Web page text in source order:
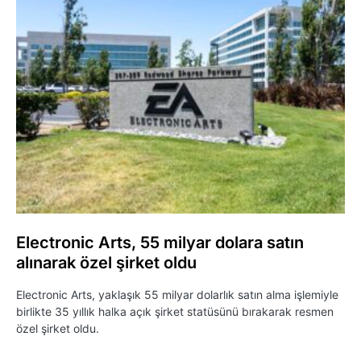
Electronic Arts, 55 milyar dolara satın
alınarak özel şirket oldu
Electronic Arts, yaklaşık 55 milyar dolarlık satın alma işlemiyle
birlikte 35 yıllık halka açık şirket statüsünü bırakarak resmen
özel şirket oldu.